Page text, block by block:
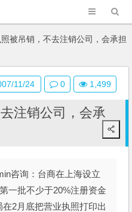
被吊销，不去注销公司，会承担
注销公司，会承
咨询：台商在上海设立
一批不少于20%注册资金
2月底把营业执照打印出
11/24 0 1,499